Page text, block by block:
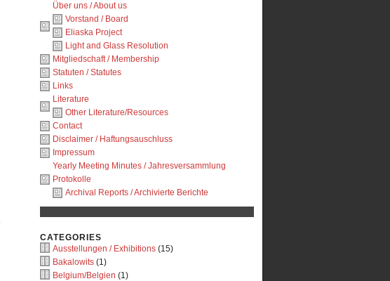
Über uns / About us
Vorstand / Board
Eliaska Project
Light and Glass Resolution
Mitgliedschaft / Membership
Statuten / Statutes
Links
Literature
Other Literature/Resources
Contact
Disclaimer / Haftungsauschluss
Impressum
Yearly Meeting Minutes / Jahresversammlung
Protokolle
Archival Reports / Archivierte Berichte
CATEGORIES
Ausstellungen / Exhibitions (15)
Bakalowits (1)
Belgium/Belgien (1)